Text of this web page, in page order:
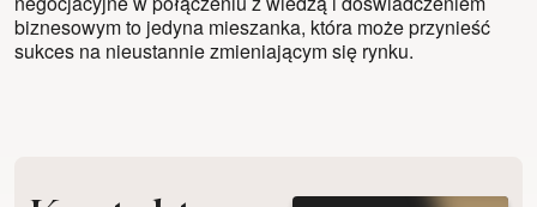
biznesowym to jedyna mieszanka, która może przynieść
sukces na nieustannie zmieniającym się rynku.